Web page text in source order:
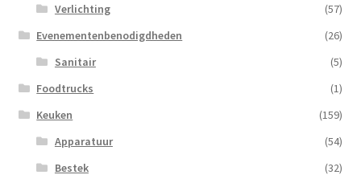
Verlichting
(57)
Evenementenbenodigdheden
(26)
Sanitair
(5)
Foodtrucks
(1)
Keuken
(159)
Apparatuur
(54)
Bestek
(32)